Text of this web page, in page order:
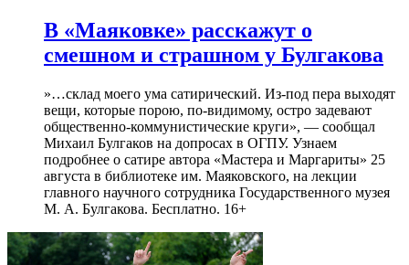
В «Маяковке» расскажут о
смешном и страшном у Булгакова
»…склад моего ума сатирический. Из-под пера выходят
вещи, которые порою, по-видимому, остро задевают
общественно-коммунистические круги», — сообщал
Михаил Булгаков на допросах в ОГПУ. Узнаем
подробнее о сатире автора «Мастера и Маргариты» 25
августа в библиотеке им. Маяковского, на лекции
главного научного сотрудника Государственного музея
М. А. Булгакова. Бесплатно. 16+